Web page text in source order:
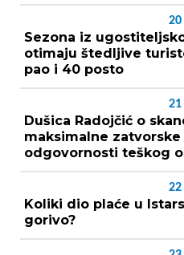
20
Sezona iz
otimaju štedljive
pao i 40 posto
21
Dušica Radojčić o
maksimalne
odgovornosti teškog
22
Koliki dio plaće u
gorivo?